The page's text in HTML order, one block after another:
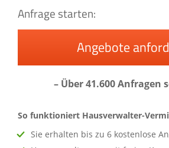
Angebote
– Über 41.600 Anfragen
So funktioniert Hausverwalter-
Sie erhalten bis zu 6 kostenlose